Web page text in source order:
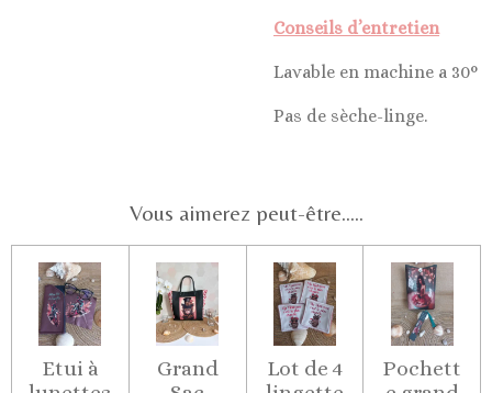
Conseils d’entretien
Lavable en machine a 30°
Pas de sèche-linge.
Vous aimerez peut-être.....
Etui à
Grand
Lot de 4
Pochett